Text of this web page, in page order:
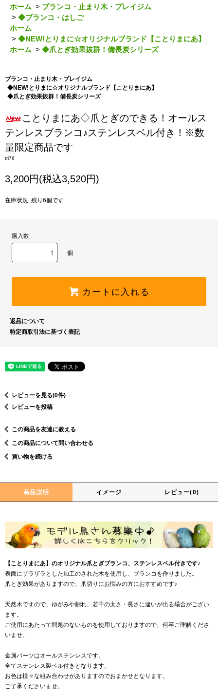
ホーム > ブランコ・止まり木・プレイジム
> ◆ブランコ・はしご
ホーム
> ◆NEW!とりまに☆オリジナルブランド【ことりまにあ】
ホーム > ◆爪とぎ効果抜群！備長炭シリーズ
ブランコ・止まり木・プレイジム
◆NEW!とりまに☆オリジナルブランド【ことりまにあ】
◆爪とぎ効果抜群！備長炭シリーズ
ことりまにあ◇爪とぎのできる！オールス
テンレスブランコ♪ステンレスベル付き！※数
量限定商品です
tri76
3,200円(税込3,520円)
在庫状況 残り6個です
購入数
個
カートに入れる
返品について
特定商取引法に基づく表記
レビューを見る(0件)
レビューを投稿
この商品を友達に教える
この商品について問い合わせる
買い物を続ける
商品説明 イメージ レビュー(0)
【ことりまにあ】のオリジナル爪とぎブランコ、ステンレスベル付きです♪
表面にザラザラとした加工のされた木を使用し、ブランコを作りました。
爪とぎ効果がありますので、爪切りにお悩みの方におすすめです♪
天然木ですので、ゆがみや割れ、若干の太さ・長さに違いが出る場合がござい
ます。
ご使用にあたって問題のないものを使用しておりますので、何卒ご理解くださ
いませ。
金属パーツはオールステンレスです。
全てステンレス製ベル付きとなります。
お色は様々な組み合わせがありますのでおまかせとなります。
ご了承くださいませ。